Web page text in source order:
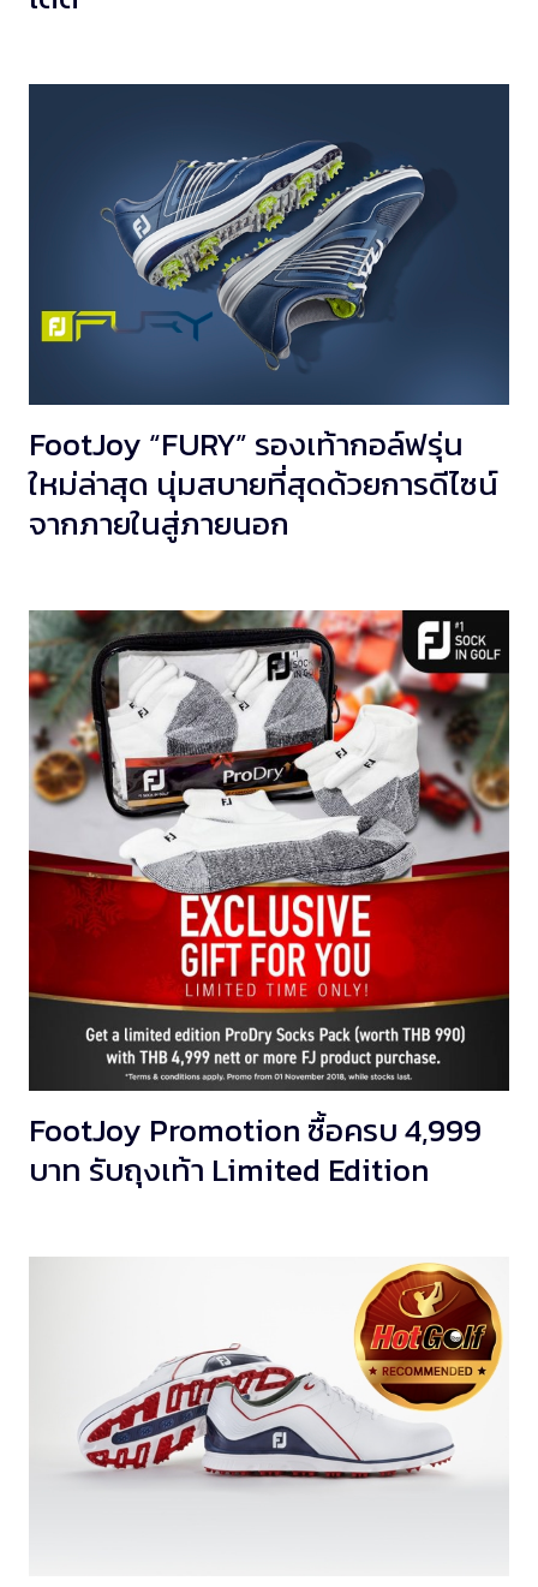
FootJoy “FURY” รองเท้ากอล์ฟรุ่น
ใหม่ล่าสุด นุ่มสบายที่สุดด้วยการดีไซน์
จากภายในสู่ภายนอก
FootJoy Promotion ซื้อครบ 4,999
บาท รับถุงเท้า Limited Edition